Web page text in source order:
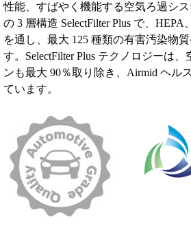
性能、すばやく機能する空気ろ過シ
の 3 層構造 SelectFilter Plus で、
を通し、最大 125 種類の有害汚染物
す。SelectFilter Plus テクノロジーは
ンも最大 90％取り除き、Airmid ヘル
ています。